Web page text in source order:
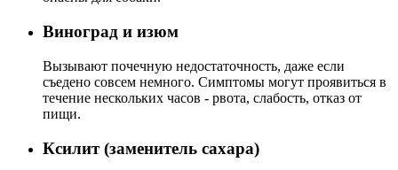
Виноград и изюм
Вызывают почечную недостаточность, даже если
съедено совсем немного. Симптомы могут проявиться в
течение нескольких часов - рвота, слабость, отказ от
пищи.
Ксилит (заменитель сахара)